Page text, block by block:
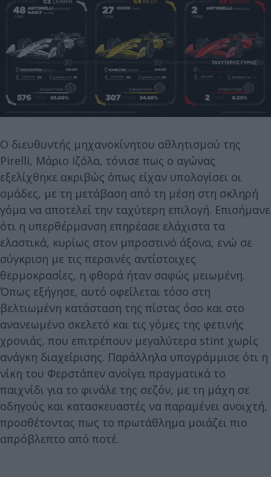
Ο διευθυντής μηχανοκίνητου αθλητισμού της
Pirelli, Μάριο Ιζόλα, τόνισε πως ο αγώνας
εξελίχθηκε ακριβώς όπως είχαν υπολογίσει οι
ομάδες, με τη μετάβαση από τη μέση στη σκληρή
γόμα να αποτελεί την ταχύτερη επιλογή. Επισήμανε
ότι η υπερθέρμανση επηρέασε ελάχιστα τα
ελαστικά, κυρίως στον μπροστινό άξονα, ενώ σε
σύγκριση με τις περσινές αντίστοιχες
θερμοκρασίες, η φθορά ήταν σαφώς μειωμένη.
Όπως εξήγησε, αυτό οφείλεται τόσο στη
βελτιωμένη κατάσταση της πίστας όσο και στο
ανανεωμένο σκελετό και τις γόμες της φετινής
χρονιάς, που επιτρέπουν μεγαλύτερα stint χωρίς
ανάγκη διαχείρισης. Παράλληλα υπογράμμισε ότι η
νίκη του Φερστάπεν ανοίγει πραγματικά το
παιχνίδι για το φινάλε της σεζόν, με τη μάχη σε
οδηγούς και κατασκευαστές να παραμένει ανοιχτή,
προσθέτοντας πως το πρωτάθλημα μοιάζει πιο
απρόβλεπτο από ποτέ.